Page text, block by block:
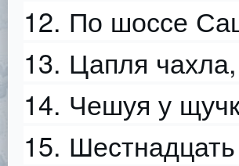
12. По шоссе
13. Цапля
14. Чешуя у
15.